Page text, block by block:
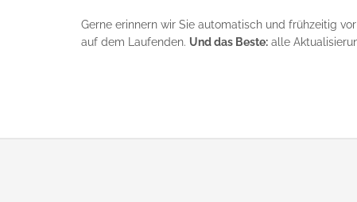
Gerne erinnern wir Sie automatisch und frühzeitig
auf dem Laufenden. Und das Beste: alle